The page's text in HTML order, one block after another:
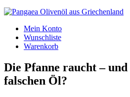
Mein Konto
Wunschliste
Warenkorb
Die Pfanne raucht –
falschen Öl?